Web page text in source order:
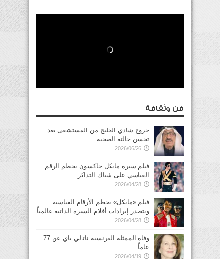
فن وثقافة
خروج شادي الخليج من المستشفى بعد
تحسن حالته الصحية
2026/06/26
فيلم سيرة مايكل جاكسون يحطم الرقم
القياسي على شباك التذاكر
2026/04/28
فيلم «مايكل» يحطم الأرقام القياسية
ويتصدر إيرادات أفلام السيرة الذاتية عالمياً
2026/04/28
وفاة الممثلة الفرنسية ناتالي باي عن 77
عاماً
2026/04/19